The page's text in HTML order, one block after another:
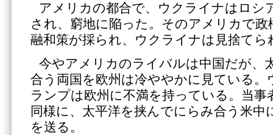
アメリカの都合で、ウクライナはロシ
され、窮地に陥った。そのアメリカで
融和策が採られ、ウクライナは見捨てら
今やアメリカのライバルは中国だが、
合う両国を欧州は冷ややかに見ている
ランプは欧州に不満を持っている。当事
同様に、太平洋を挟んでにらみ合う米中
を送る。